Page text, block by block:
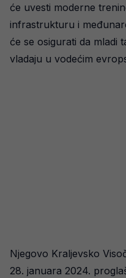
će uvesti moderne
infrastrukturu i
će se osigurati da mladi
vladaju u vodećim
Njegovo Kraljevsko
28. januara 2024.